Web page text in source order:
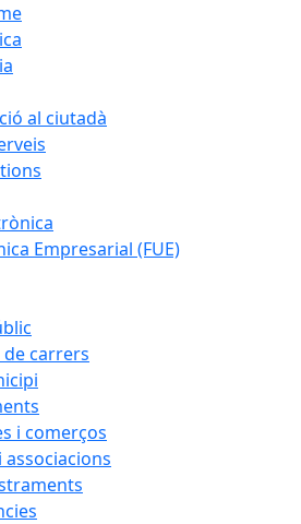
al ciutadà
Empresarial (FUE)
de carrers
i comerços
associacions